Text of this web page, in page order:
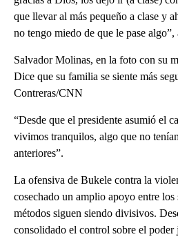
que llevar al más pequeño a clase y
no tengo miedo de que le pase algo”,
Salvador Molinas, en la foto con su
Dice que su familia se siente más
Contreras/CNN
“Desde que el presidente asumió el
vivimos tranquilos, algo que no
anteriores”.
La ofensiva de Bukele contra la
cosechado un amplio apoyo entre los
métodos siguen siendo divisivos.
consolidado el control sobre el